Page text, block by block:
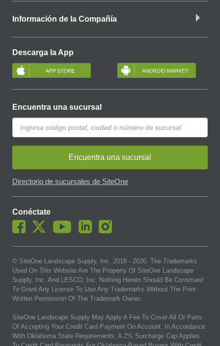
Información de la Compañía
Descarga la App
Encuentra una sucursal
Encuentra una sucursal
Directorio de sucursales de SiteOne
Conéctate
© SiteOne Landscape Supply, Inc. 2018 - 2026. The Trademarks
Used On This Website Are The Property Of SiteOne Landscape
Supply, Inc. And LESCO, Inc. Nothing Herein Should Be Construed
To Grant Any License To Use Any Trademarks Without The Prior
Written Permission Of The Trademark Owner.
SiteOne Landscape Supply May Apply A Fee To Cover All Or Parts
Of Accepting Your Credit Card Payment On Account. In Accordance
With Oklahoma State Requirements, A 2% Surcharge Cap Applies